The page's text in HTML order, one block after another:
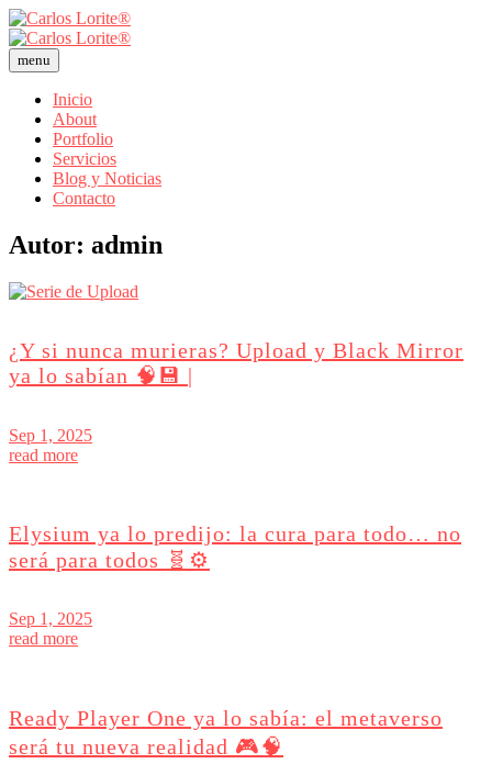
menu
Inicio
About
Portfolio
Servicios
Blog y Noticias
Contacto
Autor: admin
¿Y si nunca murieras? Upload y Black Mirror
ya lo sabían 🧠💾 |
Sep 1, 2025
read more
Elysium ya lo predijo: la cura para todo… no
será para todos 🧬⚙️
Sep 1, 2025
read more
Ready Player One ya lo sabía: el metaverso
será tu nueva realidad 🎮🧠